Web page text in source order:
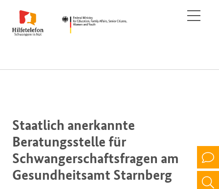
Staatlich anerkannte
Beratungsstelle für
Schwangerschaftsfragen am
Gesundheitsamt Starnberg